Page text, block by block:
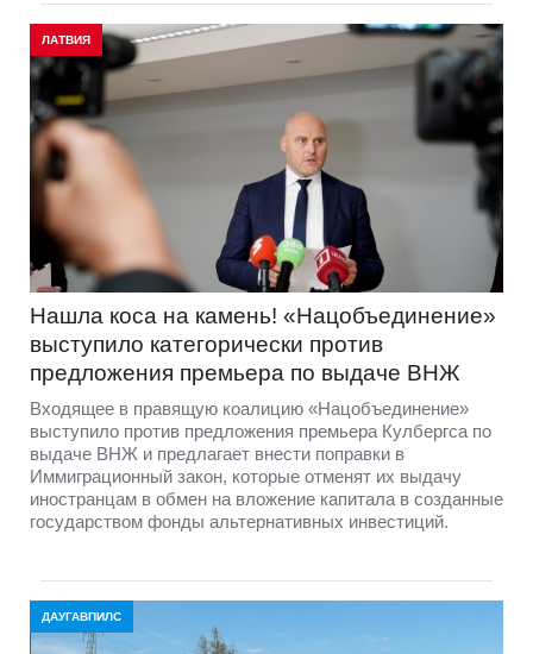
ЛАТВИЯ
Нашла коса на камень! «Нацобъединение»
выступило категорически против
предложения премьера по выдаче ВНЖ
Входящее в правящую коалицию «Нацобъединение»
выступило против предложения премьера Кулбергса по
выдаче ВНЖ и предлагает внести поправки в
Иммиграционный закон, которые отменят их выдачу
иностранцам в обмен на вложение капитала в созданные
государством фонды альтернативных инвестиций.
ДАУГАВПИЛС